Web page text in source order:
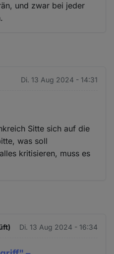
und zwar bei jeder
Di. 13 Aug 2024 - 14:31
Sitte sich auf die
was soll
kritisieren, muss es
Di. 13 Aug 2024 - 16:34